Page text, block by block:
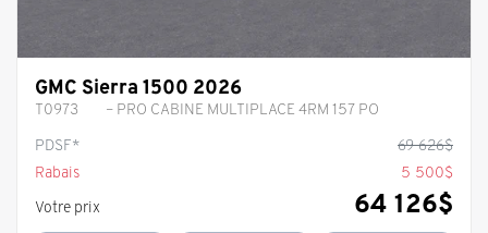
GMC Sierra 1500 2026
T0973
– PRO CABINE MULTIPLACE 4RM 157 PO
PDSF*
69 626$
Rabais
5 500$
Votre prix
64 126$